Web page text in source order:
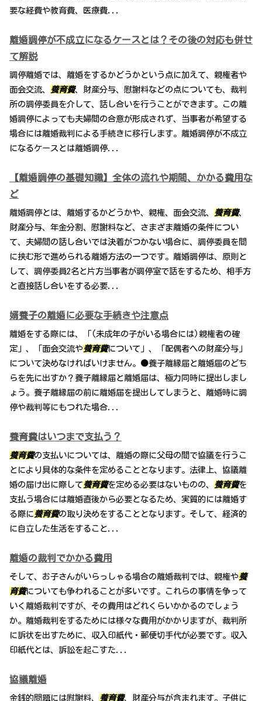
要な経費や教育費、医療費...
離婚調停が不成立になるケースとは？その後の対応も併せ
て解説
調停離婚では、離婚をするかどうかという点に加えて、親権者や
面会交流、 養育費、財産分与、慰謝料などの点についても、裁判
所の調停委員を介して、話し合いを行うことができます。この離
婚調停によっても夫婦間の合意が形成されず、当事者が希望する
場合には離婚裁判による手続きに移行します。離婚調停が不成立
になるケースとは離婚調停...
【離婚調停の基礎知識】全体の流れや期間、かかる費用な
ど
離婚調停とは、離婚するかどうかや、親権、面会交流、 養育費、
財産分与、年金分割、慰謝料など、さまざま離婚の条件につい
て、夫婦間の話し合いでは決着がつかない場合に、調停委員を間
に挟む形で進められる離婚方法の一つです。離婚調停は、原則と
して、調停委員2名と片方当事者が調停室で話をするため、相手方
と直接話し合いをする必要...
婿養子の離婚に必要な手続きや注意点
離婚をする際には、「(未成年の子がいる場合には)親権者の確
定」、「面会交流や養育費について」、「配偶者への財産分与」
について決めなければいけません。●養子離縁届と離婚届のどち
らを先に出すか？養子離縁届と離婚届は、極力同時に提出しまし
ょう。養子離縁届の前に離婚届を提出してしまうと、離婚時に調
停や裁判等にもつれた場合...
養育費はいつまで支払う？
養育費の支払いについては、離婚の際に父母の間で協議を行うこ
とにより具体的な条件を定めることとなります。法律上、協議離
婚の届け出に際して養育費を定める必要はないものの、 養育費を
支払う場合には離婚直後から必要となるため、実質的には離婚す
る際に養育費の取り決めをすることとなります。そして、経済的
に自立した生活をすること...
離婚の裁判でかかる費用
そして、お子さんがいらっしゃる場合の離婚裁判では、親権や養
育費についても争われることが多いです。これらの事情を争って
いく離婚裁判ですが、その費用はどれくらいかかるのでしょう
か。離婚裁判をするためには様々な費用がかかりますが、裁判所
に訴状を出すために、収入印紙代・郵便切手代が必要です。収入
印紙代とは、訴訟を起こすた...
協議離婚
金銭的問題には慰謝料、 養育費、財産分与が含まれます。子供に